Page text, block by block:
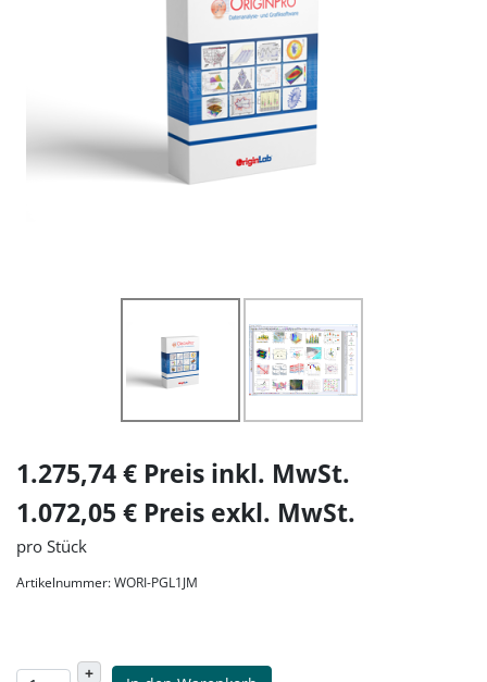
1.275,74 € Preis inkl. MwSt.
1.072,05 € Preis exkl. MwSt.
pro Stück
Artikelnummer: WORI-PGL1JM
+